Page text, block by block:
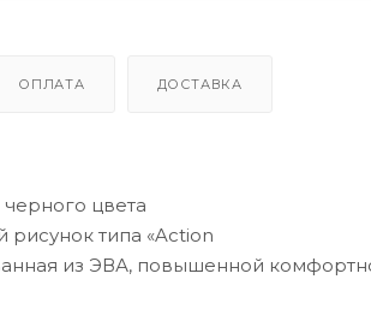
ОПЛАТА ДОСТАВКА
цвета
типа «Action
из ЭВА, повышенной